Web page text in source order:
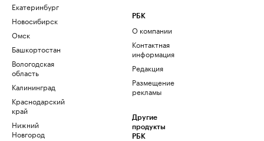
Екатеринбург
Новосибирск
Омск
Башкортостан
Вологодская
область
Калининград
Краснодарский
край
Нижний
Новгород
РБК
О компании
Контактная
информация
Редакция
Размещение
рекламы
Другие
продукты
РБК